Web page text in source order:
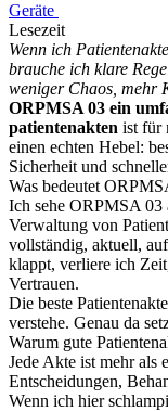
Geräte
Lesezeit
Wenn ich
brauche ich klare
weniger Chaos, mehr
ORPMSA 03 ein
patientenakten ist für
einen echten Hebel:
Sicherheit und
Was bedeutet
Ich sehe ORPMSA 03
Verwaltung von
vollständig, aktuell,
klappt, verliere ich
Vertrauen.
Die beste
verstehe. Genau da
Warum gute
Jede Akte ist mehr als
Entscheidungen,
Wenn ich hier